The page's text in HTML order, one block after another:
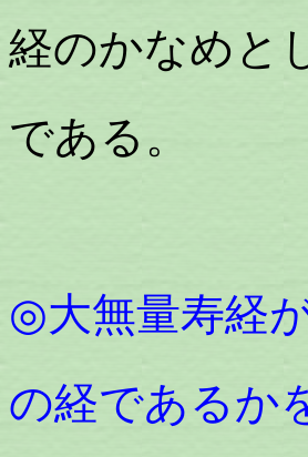
経のかなめと
である。
◎大無量寿経
の経であるか